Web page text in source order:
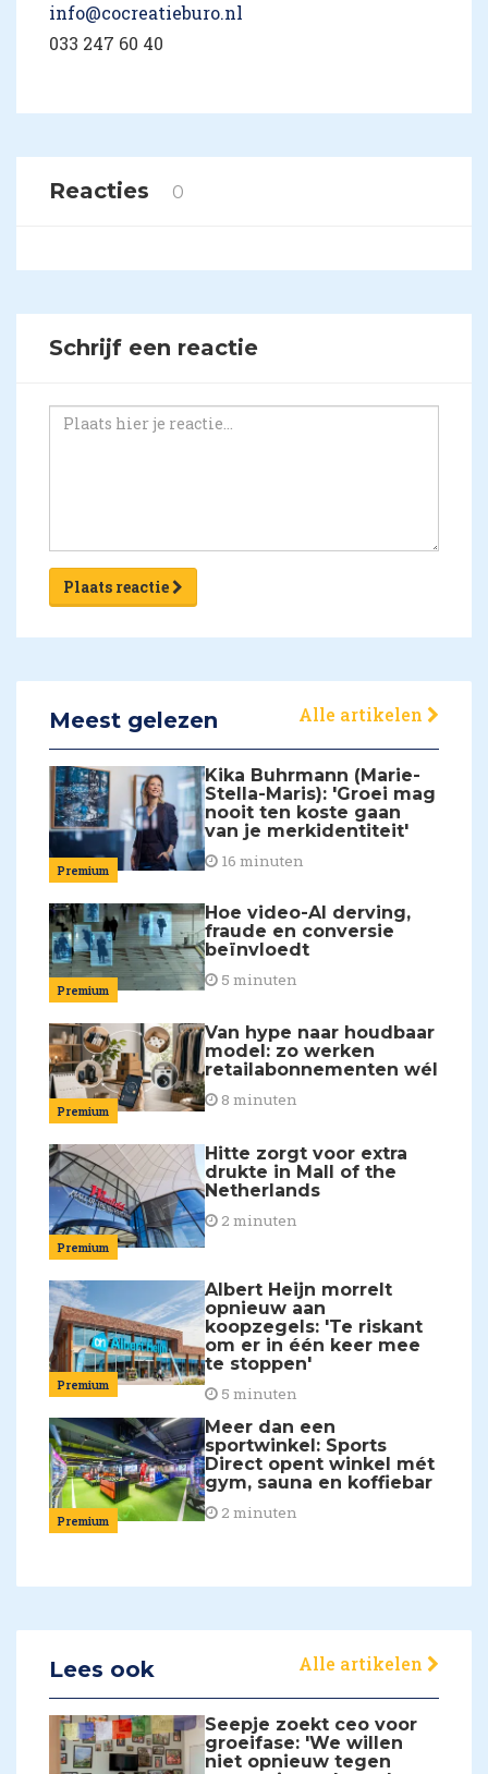
info@cocreatieburo.nl
033 247 60 40
Reacties 0
Schrijf een reactie
Plaats reactie
Meest gelezen Alle artikelen
Premium
Kika Buhrmann (Marie-
Stella-Maris): 'Groei mag
nooit ten koste gaan
van je merkidentiteit'
16 minuten
Premium
Hoe video-AI derving,
fraude en conversie
beïnvloedt
5 minuten
Premium
Van hype naar houdbaar
model: zo werken
retailabonnementen wél
8 minuten
Premium
Hitte zorgt voor extra
drukte in Mall of the
Netherlands
2 minuten
Premium
Albert Heijn morrelt
opnieuw aan
koopzegels: 'Te riskant
om er in één keer mee
te stoppen'
5 minuten
Premium
Meer dan een
sportwinkel: Sports
Direct opent winkel mét
gym, sauna en koffiebar
2 minuten
Lees ook Alle artikelen
Seepje zoekt ceo voor
groeifase: 'We willen
niet opnieuw tegen